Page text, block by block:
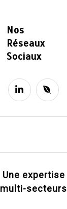
Nos
Réseaux
Sociaux
Une expertise
multi-secteurs